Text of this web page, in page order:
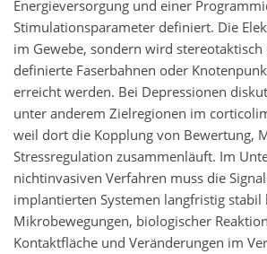
Energieversorgung und einer
Stimulationsparameter definiert. Die
im Gewebe, sondern wird stereotaktisch
definierte Faserbahnen oder
erreicht werden. Bei Depressionen
unter anderem Zielregionen im
weil dort die Kopplung von Bewertung,
Stressregulation zusammenläuft. Im
nichtinvasiven Verfahren muss die
implantierten Systemen langfristig
Mikrobewegungen, biologischer
Kontaktfläche und Veränderungen im